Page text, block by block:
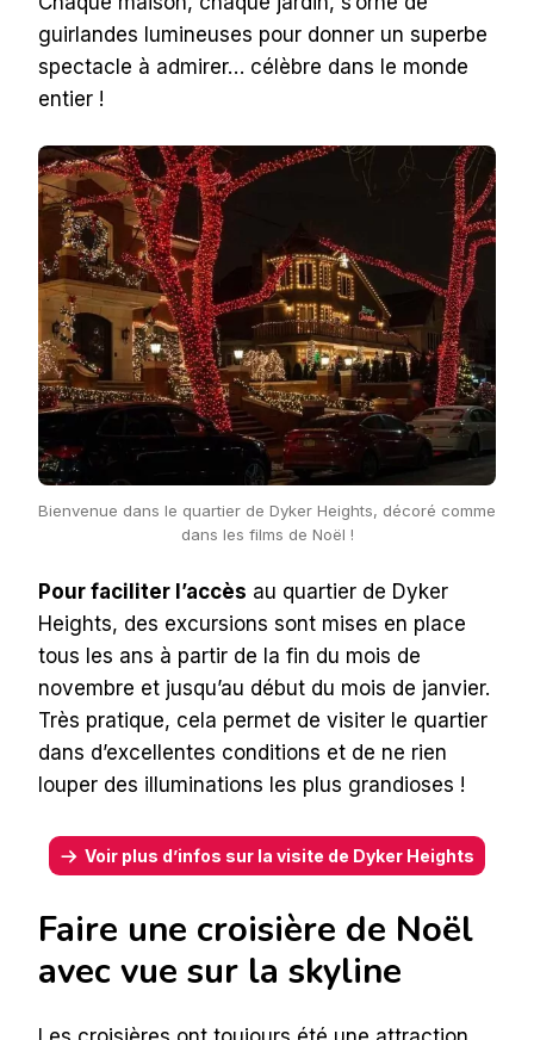
guirlandes lumineuses pour donner un superbe
spectacle à admirer… célèbre dans le monde
entier !
Bienvenue dans le quartier de Dyker Heights, décoré comme
dans les films de Noël !
Pour faciliter l’accès au quartier de Dyker
Heights, des excursions sont mises en place
tous les ans à partir de la fin du mois de
novembre et jusqu’au début du mois de janvier.
Très pratique, cela permet de visiter le quartier
dans d’excellentes conditions et de ne rien
louper des illuminations les plus grandioses !
Voir plus d’infos sur la visite de Dyker Heights
Faire une croisière de Noël
avec vue sur la skyline